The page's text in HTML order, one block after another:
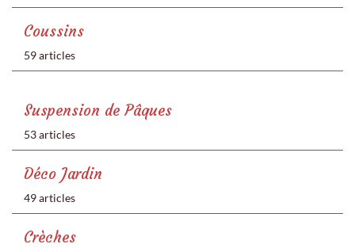
Coussins
59 articles
Suspension de Pâques
53 articles
Déco Jardin
49 articles
Crèches